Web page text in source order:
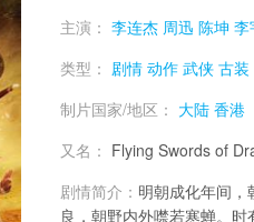
主演： 李连杰 周迅 陈坤 李
类型： 剧情 动作 武侠 古装
制片国家/地区： 大陆 香港
又名： Flying Swords of
剧情简介： 明朝成化年间
良，朝野内外噤若寒蝉。